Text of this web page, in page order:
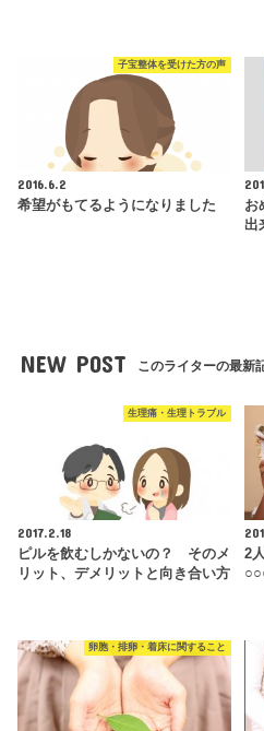
子宝整体を受けた方の声
2016.6.2
希望がもてるようになりました
お
出
NEW POST このライターの最新
生理痛・生理トラブル
2017.2.18
ピルを飲むしかないの？ そのメ
リット、デメリットと向き合い方
2
卵胞・排卵・着床に関すること